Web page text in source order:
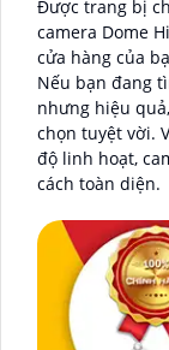
Được trang bị
camera Dome
cửa hàng của
Nếu bạn đang
nhưng hiệu
chọn tuyệt vời.
độ linh hoạt,
cách toàn diện.